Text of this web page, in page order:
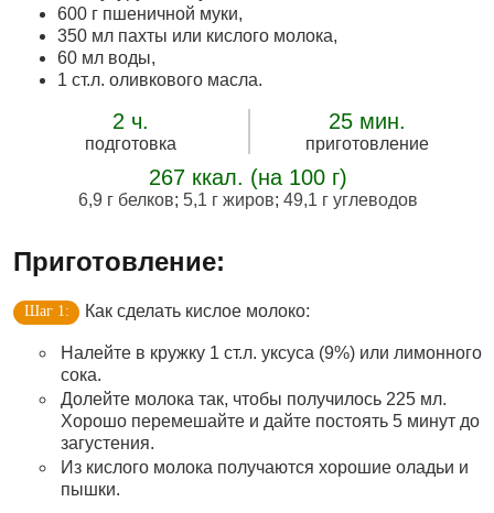
600 г пшеничной муки,
350 мл пахты или кислого молока,
60 мл воды,
1 ст.л. оливкового масла.
2 ч.
подготовка
25 мин.
приготовление
267 ккал. (на 100 г)
6,9 г белков; 5,1 г жиров; 49,1 г углеводов
Приготовление:
Как сделать кислое молоко:
Налейте в кружку 1 ст.л. уксуса (9%) или лимонного
сока.
Долейте молока так, чтобы получилось 225 мл.
Хорошо перемешайте и дайте постоять 5 минут до
загустения.
Из кислого молока получаются хорошие оладьи и
пышки.